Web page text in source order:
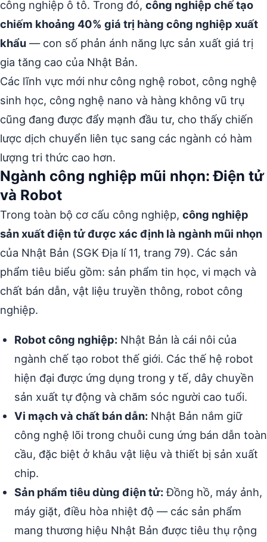
công nghiệp ô tô. Trong đó, công nghiệp chế tạo
chiếm khoảng 40% giá trị hàng công nghiệp xuất
khẩu — con số phản ánh năng lực sản xuất giá trị
gia tăng cao của Nhật Bản.
Các lĩnh vực mới như công nghệ robot, công nghệ
sinh học, công nghệ nano và hàng không vũ trụ
cũng đang được đẩy mạnh đầu tư, cho thấy chiến
lược dịch chuyển liên tục sang các ngành có hàm
lượng tri thức cao hơn.
Ngành công nghiệp mũi nhọn: Điện tử
và Robot
Trong toàn bộ cơ cấu công nghiệp, công nghiệp
sản xuất điện tử được xác định là ngành mũi nhọn
của Nhật Bản (SGK Địa lí 11, trang 79). Các sản
phẩm tiêu biểu gồm: sản phẩm tin học, vi mạch và
chất bán dẫn, vật liệu truyền thông, robot công
nghiệp.
Robot công nghiệp: Nhật Bản là cái nôi của
ngành chế tạo robot thế giới. Các thế hệ robot
hiện đại được ứng dụng trong y tế, dây chuyền
sản xuất tự động và chăm sóc người cao tuổi.
Vi mạch và chất bán dẫn: Nhật Bản nắm giữ
công nghệ lõi trong chuỗi cung ứng bán dẫn toàn
cầu, đặc biệt ở khâu vật liệu và thiết bị sản xuất
chip.
Sản phẩm tiêu dùng điện tử:Đồng hồ, máy ảnh,
máy giặt, điều hòa nhiệt độ — các sản phẩm
mang thương hiệu Nhật Bản được tiêu thụ rộng